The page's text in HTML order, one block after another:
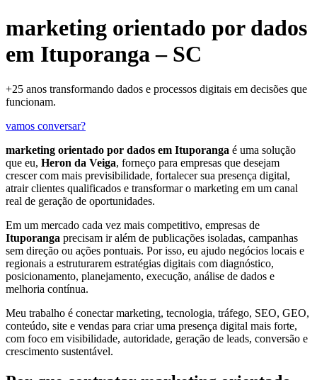
marketing orientado por dados
em Ituporanga – SC
+25 anos transformando dados e processos digitais em decisões que
funcionam.
vamos conversar?
marketing orientado por dados em Ituporanga é uma solução
que eu, Heron da Veiga, forneço para empresas que desejam
crescer com mais previsibilidade, fortalecer sua presença digital,
atrair clientes qualificados e transformar o marketing em um canal
real de geração de oportunidades.
Em um mercado cada vez mais competitivo, empresas de
Ituporanga precisam ir além de publicações isoladas, campanhas
sem direção ou ações pontuais. Por isso, eu ajudo negócios locais e
regionais a estruturarem estratégias digitais com diagnóstico,
posicionamento, planejamento, execução, análise de dados e
melhoria contínua.
Meu trabalho é conectar marketing, tecnologia, tráfego, SEO, GEO,
conteúdo, site e vendas para criar uma presença digital mais forte,
com foco em visibilidade, autoridade, geração de leads, conversão e
crescimento sustentável.